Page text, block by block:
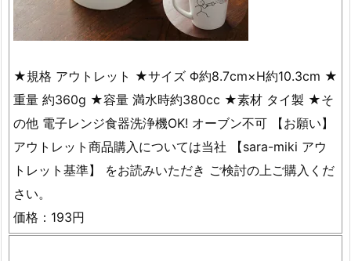
★規格 アウトレット ★サイズ Φ約8.7cm×H約10.3cm ★
重量 約360g ★容量 満水時約380cc ★素材 タイ製 ★そ
の他 電子レンジ食器洗浄機OK! オーブン不可 【お願い】
アウトレット商品購入については当社 【sara-miki アウ
トレット基準】 をお読みいただき ご検討の上ご購入くだ
さい。
価格：193円